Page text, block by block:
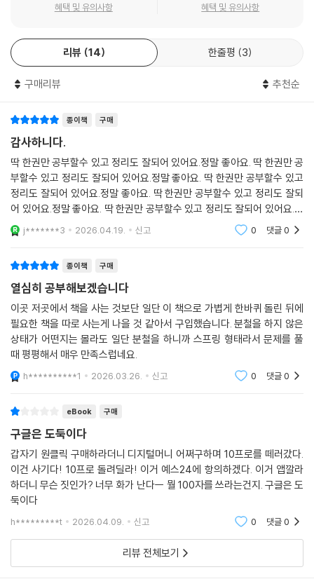
CHAPTER 02 소비자이론
CHAPTER 04 시장이론
CHAPTER 05 생산요소시장과 소득분배
CHAPTER 06 시장과 효율성
CHAPTER 08 거시경제의 균형
CHAPTER 09 거시경제안정화정책
CHAPTER 10 화폐금융론
CHAPTER 11 인플레이션과 실업
CHAPTER 12 경기변동과 경제성장
CHAPTER 13 국제경제학
제6과목 경영학개론
CHAPTER 01 경영의 기초
CHAPTER 02 경영의 역사
CHAPTER 03 경영환경
CHAPTER 04 기업형태 및 기업집중
CHAPTER 05 경영목표와 의사결정
CHAPTER 06 경영관리론
CHAPTER 07 전략수립과 전략실행
CHAPTER 08 조직구조와 조직행위
CHAPTER 10 생산관리
CHAPTER 11 마케팅
CHAPTER 12 재무관리
CHAPTER 13 경영정보시스템
CHAPTER 14 회계학
혜택 및 유의사항 혜택 및 유의사항
리뷰 14 한줄평 3
구매리뷰 추천순
종이책 구매
감사하니다.
딱 한권만 공부할수 있고 정리도 잘되어 있어요.정말 좋아요. 딱 한권만 공
부할수 있고 정리도 잘되어 있어요.정말 좋아요. 딱 한권만 공부할수 있고
정리도 잘되어 있어요.정말 좋아요. 딱 한권만 공부할수 있고 정리도 잘되
어 있어요.정말 좋아요. 딱 한권만 공부할수 있고 정리도 잘되어 있어요.정
말 좋아요. 딱 한권만 공부할수 있고 정리도 잘되어 있어요.정말 좋아요.
j*******3 2026.04.19. 신고 0 댓글0
종이책 구매
열심히 공부해보겠습니다
이곳 저곳에서 책을 사는 것보단 일단 이 책으로 가볍게 한바퀴 돌린 뒤에
필요한 책을 따로 사는게 나을 것 같아서 구입했습니다. 분철을 하지 않은
상태가 어떤지는 몰라도 일단 분철을 하니까 스프링 형태라서 문제를 풀
때 평평해서 매우 만족스럽네요.
h**********1 2026.03.26. 신고 0 댓글0
eBook 구매
구글은 도둑이다
갑자기 원클릭 구매하라더니 디지털머니 어쩌구하며 10프로를 떼러갔다.
이건 사기다! 10프로 돌려딜라! 이거 예스24에 항의하겠다. 이거 앱깔라
하더니 무슨 짓인가? 너무 화가 난다ㅡ 뭘 100자를 쓰라는건지. 구글은 도
둑이다
h*********t 2026.04.09. 신고 0 댓글0
리뷰 전체보기